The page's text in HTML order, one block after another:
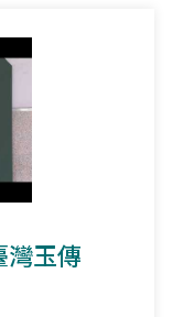
灣玉傳